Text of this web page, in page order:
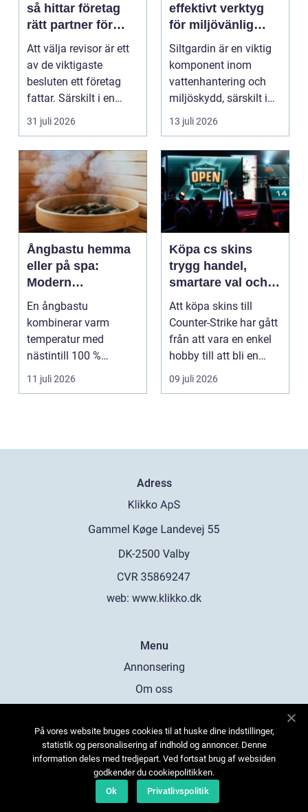
så hittar företag
rätt partner för
trygg tillväxt
Att välja revisor är ett
av de viktigaste
besluten ett företag
fattar. Särskilt i en
företagsintensi...
31 juli 2026
effektivt verktyg
för miljövänlig
vattenhantering
Siltgardin är en viktig
komponent inom
vattenhantering och
miljöskydd, särskilt i
verksamheter som i...
13 juli 2026
Ångbastu hemma
eller på spa:
Modern
återhämtning med
uråldrig logik
En ångbastu
kombinerar varm
temperatur med
nästintill 100 %
luftfuktighet för att
sk...
11 juli 2026
Köpa cs skins
trygg handel,
smartare val och
bättre affärer
Att köpa skins till
Counter-Strike har gått
från att vara en enkel
hobby till att bli en
egen liten ...
09 juli 2026
Adress
web: www.klikko.dk
Menu
Annonsering
Om oss
Kontakta oss
Sitemap
På vores website bruges cookies til at huske dine indstillinger,
statistik og personalisering af indhold og annoncer. Denne
information deles med tredjepart. Ved fortsat brug af websiden
godkender du cookiepolitikken.
Ok
Privatlivspolitik